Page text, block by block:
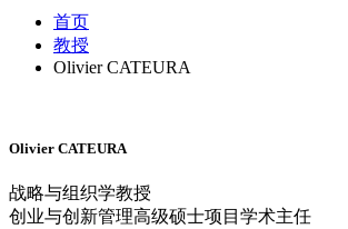
首页
教授
Olivier CATEURA
Olivier CATEURA
战略与组织学教授
创业与创新管理高级硕士项目学术主任